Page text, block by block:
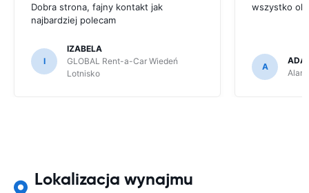
Dobra strona, fajny kontakt jak
najbardziej polecam
I
IZABELA
GLOBAL Rent-a-Car Wiedeń
Lotnisko
wszystko
A
Lokalizacja wynajmu